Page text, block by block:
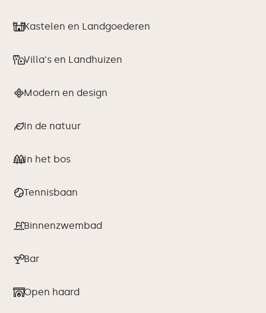
Kastelen en Landgoederen
Villa's en Landhuizen
Modern en design
In de natuur
In het bos
Tennisbaan
Binnenzwembad
Bar
Open haard